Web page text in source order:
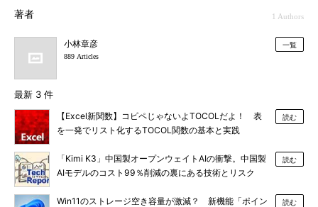
著者 1 Authors
小林章彦
889 Articles
一覧
最新 3 件
【Excel新関数】コピペじゃないよTOCOLだよ！ 表
を一発でリスト化するTOCOL関数の基本と実践
読む
「Kimi K3」中国製オープンウェイトAIの衝撃。中国製
AIモデルのコスト99％削減の裏にある技術とリスク
読む
Win11のストレージ空き容量が激減？ 新機能「ポイン
読む